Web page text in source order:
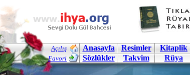
Açılış
Favori
Anasayfa Resimler Kitaplik
Sözlükler
Takvim Rüya